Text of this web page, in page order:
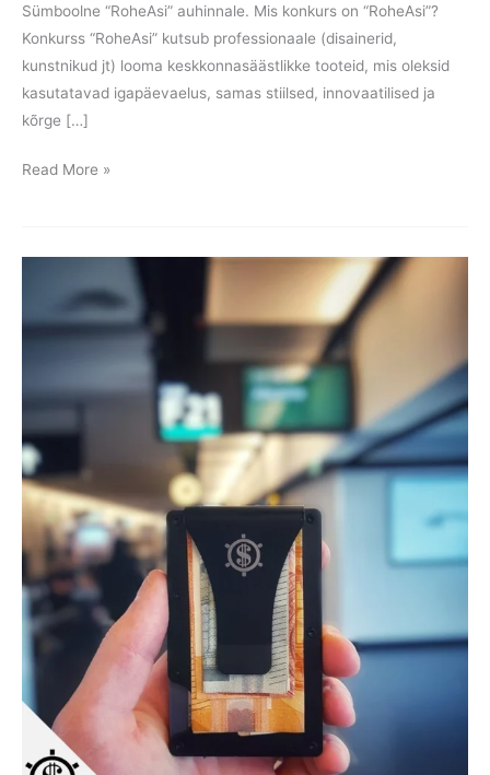
Sümboolne “RoheAsi” auhinnale. Mis konkurs on “RoheAsi”?
Konkurss “RoheAsi” kutsub professionaale (disainerid,
kunstnikud jt) looma keskkonnasäästlikke tooteid, mis oleksid
kasutatavad igapäevaelus, samas stiilsed, innovaatilised ja
kõrge […]
Read More »
on